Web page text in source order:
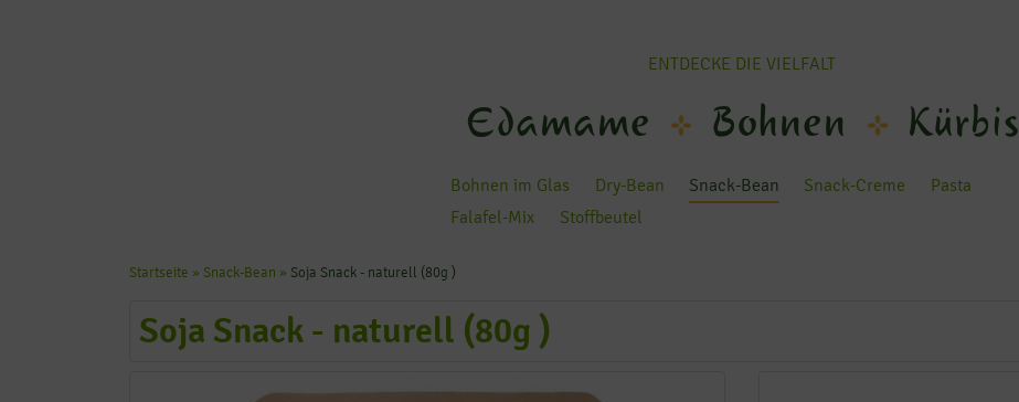
ENTDECKE DIE VIELFALT
Edamame Bohnen Kürbis
Bohnen im Glas Dry-Bean Snack-Bean Snack-Creme
Pasta
Falafel-Mix
Stoffbeutel
Startseite » Snack-Bean » Soja Snack - naturell (80g )
Soja Snack - naturell (80g )